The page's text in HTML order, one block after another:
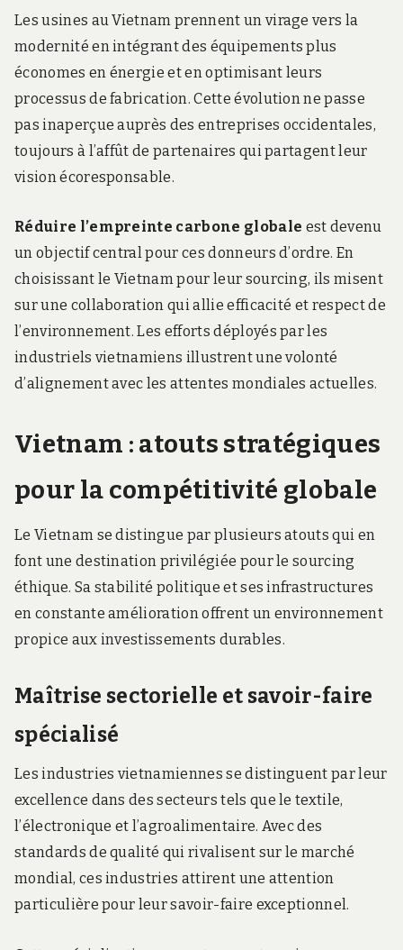
Les usines au Vietnam prennent un virage vers la
modernité en intégrant des équipements plus
économes en énergie et en optimisant leurs
processus de fabrication. Cette évolution ne passe
pas inaperçue auprès des entreprises occidentales,
toujours à l’affût de partenaires qui partagent leur
vision écoresponsable.
Réduire l’empreinte carbone globale est devenu
un objectif central pour ces donneurs d’ordre. En
choisissant le Vietnam pour leur sourcing, ils misent
sur une collaboration qui allie efficacité et respect de
l’environnement. Les efforts déployés par les
industriels vietnamiens illustrent une volonté
d’alignement avec les attentes mondiales actuelles.
Vietnam : atouts stratégiques
pour la compétitivité globale
Le Vietnam se distingue par plusieurs atouts qui en
font une destination privilégiée pour le sourcing
éthique. Sa stabilité politique et ses infrastructures
en constante amélioration offrent un environnement
propice aux investissements durables.
Maîtrise sectorielle et savoir-faire
spécialisé
Les industries vietnamiennes se distinguent par leur
excellence dans des secteurs tels que le textile,
l’électronique et l’agroalimentaire. Avec des
standards de qualité qui rivalisent sur le marché
mondial, ces industries attirent une attention
particulière pour leur savoir-faire exceptionnel.